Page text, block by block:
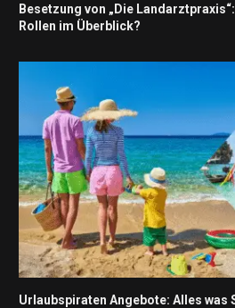
Besetzung von „Die
Rollen im Überblick?
Urlaubspiraten Angebote: Alles was